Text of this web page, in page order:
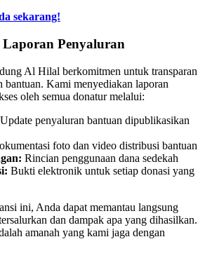
sekarang!
Penyaluran
Al Hilal berkomitmen untuk transparan
bantuan. Kami menyediakan laporan
oleh semua donatur melalui:
Update penyaluran bantuan dipublikasikan
foto dan video distribusi bantuan
Rincian penggunaan dana sedekah
Bukti elektronik untuk setiap donasi yang
ini, Anda dapat memantau langsung
dan dampak apa yang dihasilkan.
amanah yang kami jaga dengan